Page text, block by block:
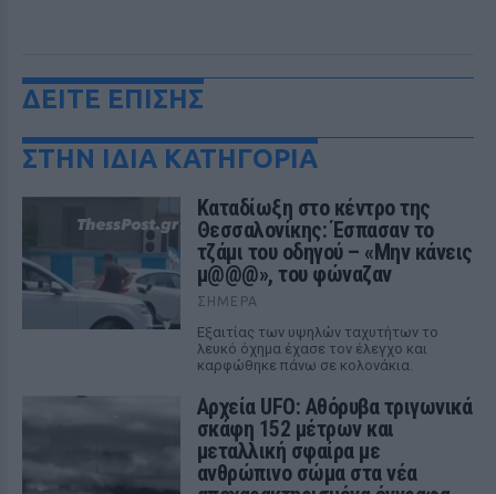
ΔΕΙΤΕ ΕΠΙΣΗΣ
ΣΤΗΝ ΙΔΙΑ ΚΑΤΗΓΟΡΙΑ
Καταδίωξη στο κέντρο της
Θεσσαλονίκης: Έσπασαν το
τζάμι του οδηγού – «Μην κάνεις
μ@@@», του φώναζαν
ΣΉΜΕΡΑ
Εξαιτίας των υψηλών ταχυτήτων το
λευκό όχημα έχασε τον έλεγχο και
καρφώθηκε πάνω σε κολονάκια.
Αρχεία UFO: Αθόρυβα τριγωνικά
σκάφη 152 μέτρων και
μεταλλική σφαίρα με
ανθρώπινο σώμα στα νέα